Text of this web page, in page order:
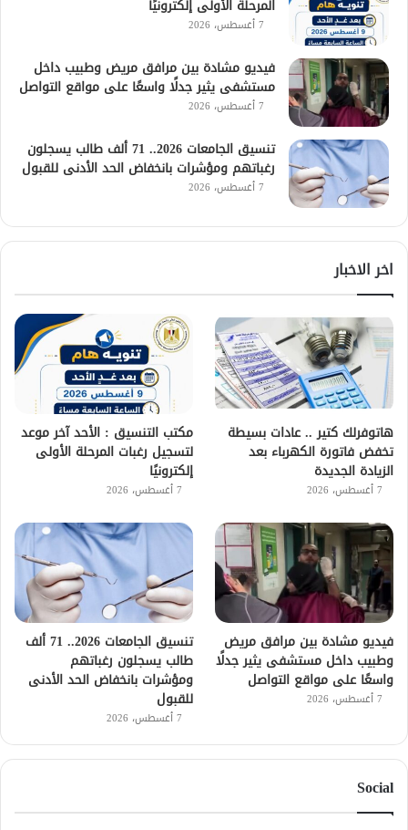
المرحلة الأولى إلكترونيًا
7 أغسطس، 2026
فيديو مشادة بين مرافق مريض وطبيب داخل
مستشفى يثير جدلًا واسعًا على مواقع التواصل
7 أغسطس، 2026
تنسيق الجامعات 2026.. 71 ألف طالب يسجلون
رغباتهم ومؤشرات بانخفاض الحد الأدنى للقبول
7 أغسطس، 2026
اخر الاخبار
هاتوفرلك كتير .. عادات بسيطة
تخفض فاتورة الكهرباء بعد
الزيادة الجديدة
7 أغسطس، 2026
مكتب التنسيق : الأحد آخر موعد
لتسجيل رغبات المرحلة الأولى
إلكترونيًا
7 أغسطس، 2026
فيديو مشادة بين مرافق مريض
وطبيب داخل مستشفى يثير جدلًا
واسعًا على مواقع التواصل
7 أغسطس، 2026
تنسيق الجامعات 2026.. 71 ألف
طالب يسجلون رغباتهم
ومؤشرات بانخفاض الحد الأدنى
للقبول
7 أغسطس، 2026
Social